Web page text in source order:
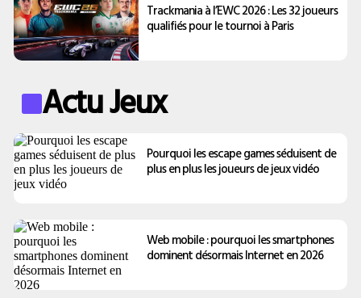
Trackmania à l’EWC 2026 : Les 32 joueurs
qualifiés pour le tournoi à Paris
Actu Jeux
Pourquoi les escape games séduisent de
plus en plus les joueurs de jeux vidéo
Web mobile : pourquoi les smartphones
dominent désormais Internet en 2026